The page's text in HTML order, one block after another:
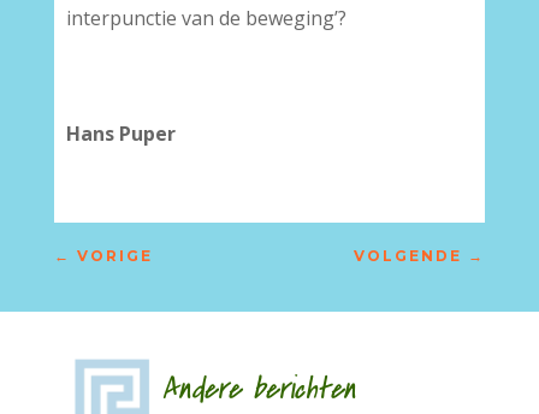
interpunctie van de beweging’?
Hans Puper
← VORIGE VOLGENDE →
Andere berichten